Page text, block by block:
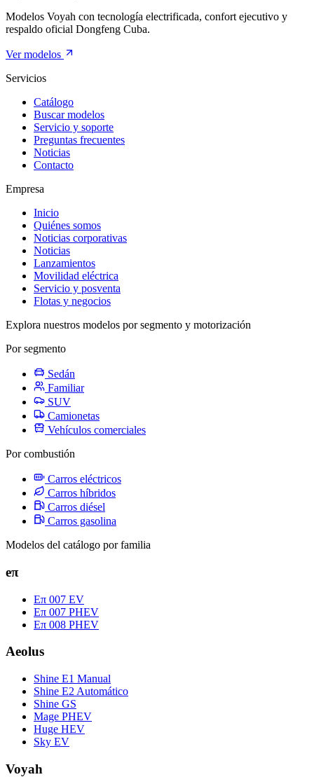
Modelos Voyah con tecnología electrificada, confort ejecutivo y
respaldo oficial Dongfeng Cuba.
Ver modelos
Servicios
Catálogo
Buscar modelos
Servicio y soporte
Preguntas frecuentes
Noticias
Contacto
Empresa
Inicio
Quiénes somos
Noticias corporativas
Noticias
Lanzamientos
Movilidad eléctrica
Servicio y posventa
Flotas y negocios
Explora nuestros modelos por segmento y motorización
Por segmento
Sedán
Familiar
SUV
Camionetas
Vehículos comerciales
Por combustión
Carros eléctricos
Carros híbridos
Carros diésel
Carros gasolina
Modelos del catálogo por familia
eπ
Eπ 007 EV
Eπ 007 PHEV
Eπ 008 PHEV
Aeolus
Shine E1 Manual
Shine E2 Automático
Shine GS
Mage PHEV
Huge HEV
Sky EV
Voyah